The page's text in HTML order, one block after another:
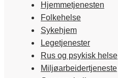
Hjemmetjenesten
Folkehelse
Sykehjem
Legetjenester
Rus og psykisk helse
Miljøarbeidertjeneste